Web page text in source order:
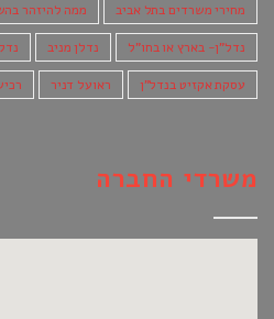
מחירי משרדים בתל אביב ממה להיזהר
נדל"ן- בארץ או בחו"ל נדלן מניב
עסקת אקזיט בנדל"ן ראועל דניר
משרדי החברה